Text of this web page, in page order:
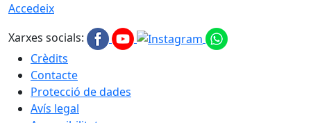
Accedeix
Xarxes socials:
Crèdits
Contacte
Protecció de dades
Avís legal